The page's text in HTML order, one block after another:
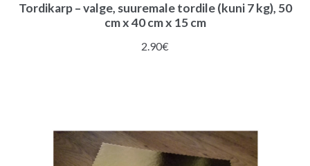
Tordikarp – valge, suuremale tordile (kuni 7 kg), 50
cm x 40 cm x 15 cm
2.90€